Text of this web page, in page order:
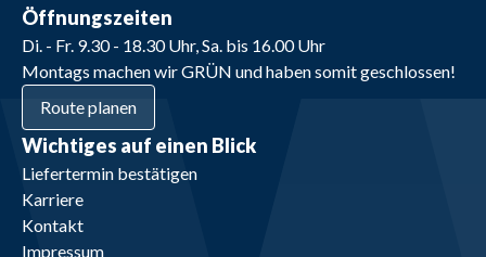
Öffnungszeiten
Di. - Fr. 9.30 - 18.30 Uhr, Sa. bis 16.00 Uhr
Montags machen wir GRÜN und haben somit geschlossen!
Route planen
Wichtiges auf einen Blick
Liefertermin bestätigen
Karriere
Kontakt
Impressum